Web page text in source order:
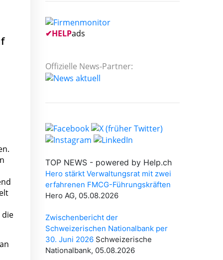
die
✔HELPads
Offizielle News-Partner: